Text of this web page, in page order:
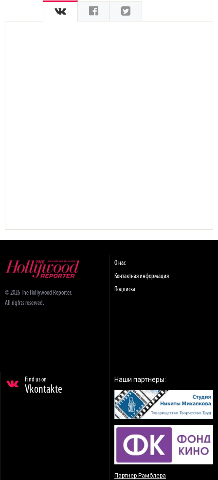
© 2026 The Hollywood Reporter.
All rights reserved.
О нас
Контактная информация
Подписка
Find us on
Vkontakte
Наши партнеры:
Партнер Рамблера